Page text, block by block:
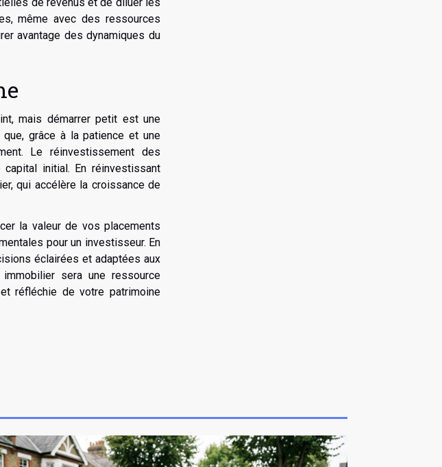
même avec des ressources
avantage des dynamiques du
mais démarrer petit est une
grâce à la patience et une
Le réinvestissement des
initial. En réinvestissant
qui accélère la croissance de
la valeur de vos placements
pour un investisseur. En
éclairées et adaptées aux
sera une ressource
réfléchie de votre patrimoine